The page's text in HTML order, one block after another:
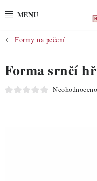
na
POTŘEBY
POMŮCKY
SUROVINY
Formy na pečení
Forma srnčí
Neohodnoceno